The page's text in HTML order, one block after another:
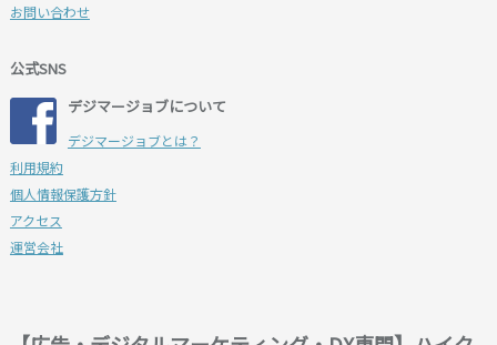
お問い合わせ
公式SNS
デジマージョブについて
デジマージョブとは？
利用規約
個人情報保護方針
アクセス
運営会社